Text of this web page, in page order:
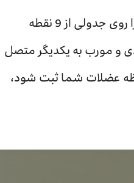
الگوی ترسیمی شما را ملزم می‌کند تا یک الگوی از پیش تعریف شده (توسط خودتان) را روی جدولی از 9 نقطه
و مورب به یکدیگر متصل
عضلات شما ثبت شود،